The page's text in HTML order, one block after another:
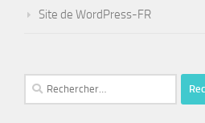
Site de WordPress-FR
Rechercher :